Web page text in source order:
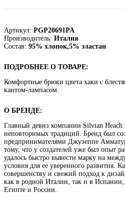
Артикул: PGP20691PA
Производитель: Италия
Состав: 95% хлопок,5% эластан
ПОДРОБНЕЕ О ТОВАРЕ:
Комфортные брюки цвета хаки с
кантом-лампасом.
О БРЕНДЕ:
Главный девиз компании Silvian Heach
неповторимых традиций. Бренд был
предпринимателями Джузеппе
тому, что у создателей уже был опыт
удалось быстро вывести марку на
условия для ее уверенного развития.
совершенству и свежий подход к
как в родной Италии, так и в Испании,
Египте и России.